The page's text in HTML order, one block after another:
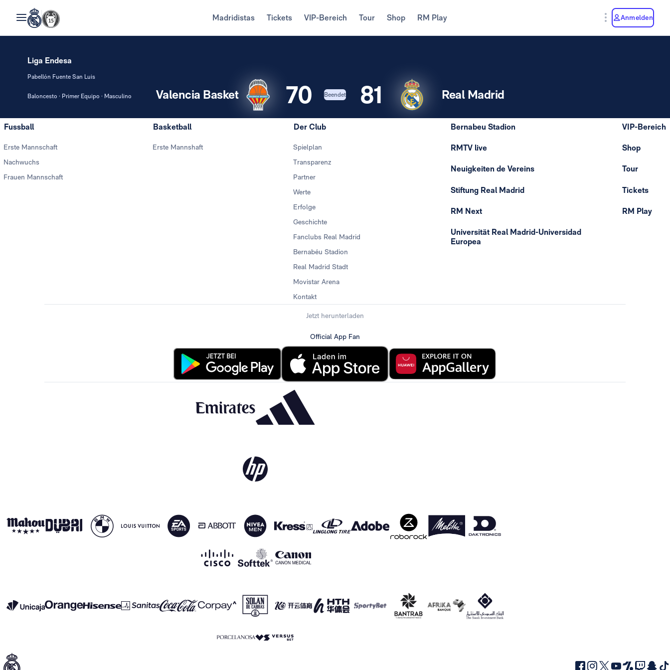
Madridistas Tickets VIP-Bereich Tour Shop RM Play Anmelden
Liga Endesa
Pabellón Fuente San Luis
Baloncesto · Primer Equipo · Masculino 70 81
Valencia Basket Beendet Real Madrid
Fussball
Erste Mannschaft
Nachwuchs
Frauen Mannschaft
Basketball
Erste Mannshaft
Der Club
Spielplan
Transparenz
Partner
Werte
Erfolge
Geschichte
Fanclubs Real Madrid
Bernabéu Stadion
Real Madrid Stadt
Movistar Arena
Kontakt
Bernabeu Stadion
RMTV live
Neuigkeiten de Vereins
Stiftung Real Madrid
RM Next
Universität Real Madrid-Universidad
Europea
VIP-Bereich
Shop
Tour
Tickets
RM Play
Jetzt herunterladen
Official App Fan